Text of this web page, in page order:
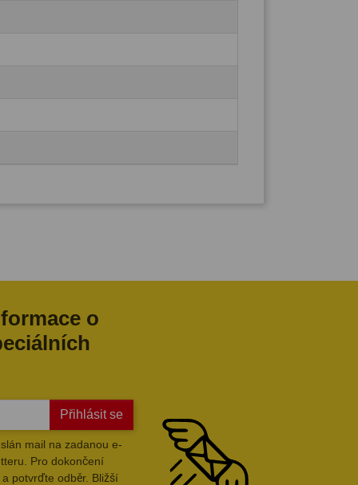
o
Přihlásit se
mail na zadanou e-
Pro dokončení
potvrďte odběr. Bližší